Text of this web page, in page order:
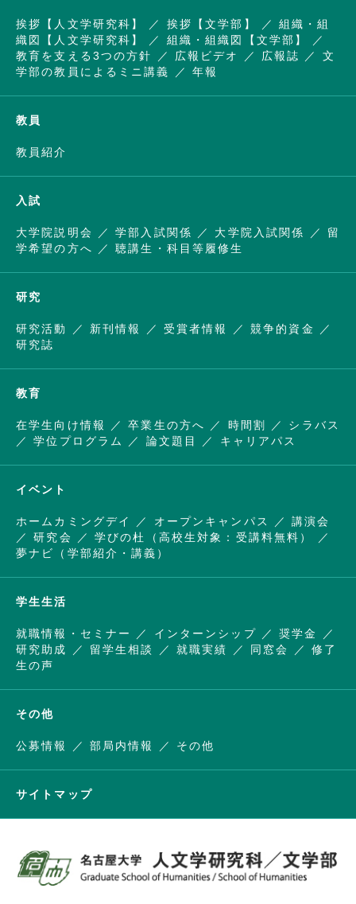
挨拶【人文学研究科】 挨拶【文学部】
組織・組
織図【人文学研究科】
組織・組織図【文学部】
教育を支える3つの方針
広報ビデオ 広報誌
文
学部の教員によるミニ講義
年報
教員
教員紹介
入試
大学院説明会 学部入試関係 大学院入試関係
留
学希望の方へ
聴講生・科目等履修生
研究
研究活動 新刊情報 受賞者情報
競争的資金
研究誌
教育
在学生向け情報 卒業生の方へ 時間割
シラバス
学位プログラム
論文題目 キャリアパス
イベント
ホームカミングデイ オープンキャンパス
講演会
研究会
学びの杜（高校生対象：受講料無料）
夢ナビ（学部紹介・講義）
学生生活
就職情報・セミナー インターンシップ
奨学金
研究助成
留学生相談 就職実績 同窓会
修了
生の声
その他
公募情報 部局内情報 その他
サイトマップ